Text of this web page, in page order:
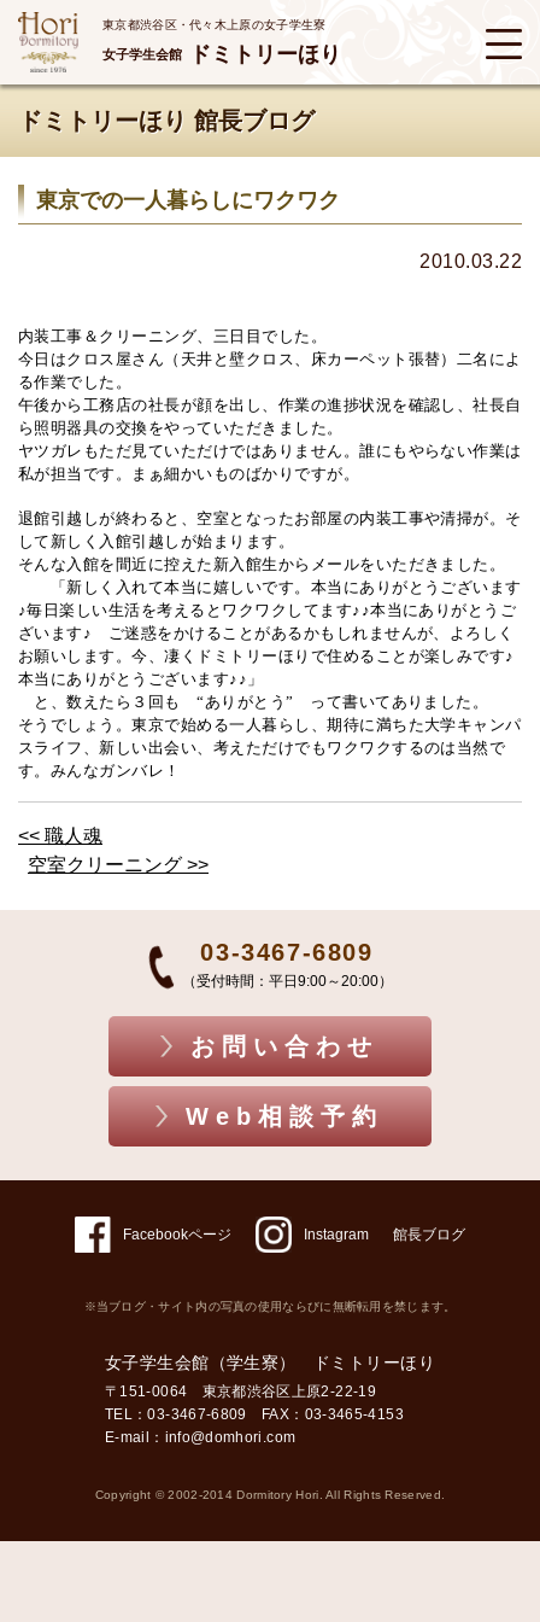
東京都渋谷区・代々木上原の女子学生寮
女子学生会館 ドミトリーほり
ドミトリーほり 館長ブログ
東京での一人暮らしにワクワク
2010.03.22
内装工事＆クリーニング、三日目でした。
今日はクロス屋さん（天井と壁クロス、床カーペット張替）二名によ
る作業でした。
午後から工務店の社長が顔を出し、作業の進捗状況を確認し、社長自
ら照明器具の交換をやっていただきました。
ヤツガレもただ見ていただけではありません。誰にもやらない作業は
私が担当です。まぁ細かいものばかりですが。
退館引越しが終わると、空室となったお部屋の内装工事や清掃が。そ
して新しく入館引越しが始まります。
そんな入館を間近に控えた新入館生からメールをいただきました。
「新しく入れて本当に嬉しいです。本当にありがとうございます
♪毎日楽しい生活を考えるとワクワクしてます♪♪本当にありがとうご
ざいます♪ ご迷惑をかけることがあるかもしれませんが、よろしく
お願いします。今、凄くドミトリーほりで住めることが楽しみです♪
本当にありがとうございます♪♪」
と、数えたら３回も “ありがとう” って書いてありました。
そうでしょう。東京で始める一人暮らし、期待に満ちた大学キャンパ
スライフ、新しい出会い、考えただけでもワクワクするのは当然で
す。みんなガンバレ！
<< 職人魂
空室クリーニング >>
03-3467-6809
（受付時間：平日9:00～20:00）
お問い合わせ
Web相談予約
Facebookページ Instagram 館長ブログ
※当ブログ・サイト内の写真の使用ならびに無断転用を禁じます。
女子学生会館（学生寮） ドミトリーほり
〒151-0064 東京都渋谷区上原2-22-19
TEL：03-3467-6809 FAX：03-3465-4153
E-mail： info@domhori.com
Copyright © 2002-2014 Dormitory Hori. All Rights Reserved.